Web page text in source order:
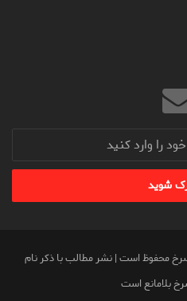
محفوظ است | نشر مطالب با ذکر نام
بلامانع است